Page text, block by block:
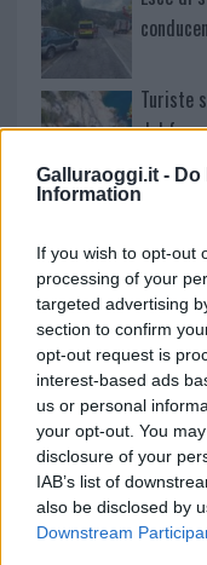
Galluraoggi.it - Do
Information
If you wish to opt-out
processing of your
targeted advertising
section to confirm
opt-out request is
interest-based ads
us or personal
your opt-out. You
disclosure of your
IAB’s list of
also be disclosed by
Downstream
Turiste
del
Meteo
NECROLOGIE